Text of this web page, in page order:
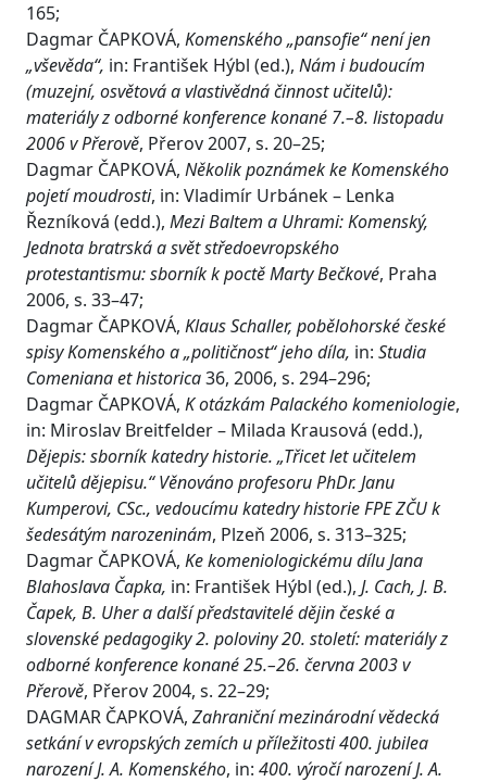
165;
Dagmar ČAPKOVÁ, Komenského „pansofie“ není jen
„vševěda“, in: František Hýbl (ed.), Nám i budoucím
(muzejní, osvětová a vlastivědná činnost učitelů):
materiály z odborné konference konané 7.–8. listopadu
2006 v Přerově, Přerov 2007, s. 20–25;
Dagmar ČAPKOVÁ, Několik poznámek ke Komenského
pojetí moudrosti, in: Vladimír Urbánek – Lenka
Řezníková (edd.), Mezi Baltem a Uhrami: Komenský,
Jednota bratrská a svět středoevropského
protestantismu: sborník k poctě Marty Bečkové, Praha
2006, s. 33–47;
Dagmar ČAPKOVÁ, Klaus Schaller, pobělohorské české
spisy Komenského a „političnost“ jeho díla, in: Studia
Comeniana et historica36, 2006, s. 294–296;
Dagmar ČAPKOVÁ, K otázkám Palackého komeniologie,
in: Miroslav Breitfelder – Milada Krausová (edd.),
Dějepis: sborník katedry historie. „Třicet let učitelem
učitelů dějepisu.“ Věnováno profesoru PhDr. Janu
Kumperovi, CSc., vedoucímu katedry historie FPE ZČU k
šedesátým narozeninám, Plzeň 2006, s. 313–325;
Dagmar ČAPKOVÁ, Ke komeniologickému dílu Jana
Blahoslava Čapka, in: František Hýbl (ed.), J. Cach, J. B.
Čapek, B. Uher a další představitelé dějin české a
slovenské pedagogiky 2. poloviny 20. století: materiály z
odborné konference konané 25.–26. června 2003 v
Přerově, Přerov 2004, s. 22–29;
DAGMAR ČAPKOVÁ, Zahraniční mezinárodní vědecká
setkání v evropských zemích u příležitosti 400. jubilea
narození J. A. Komenského, in: 400. výročí narození J. A.